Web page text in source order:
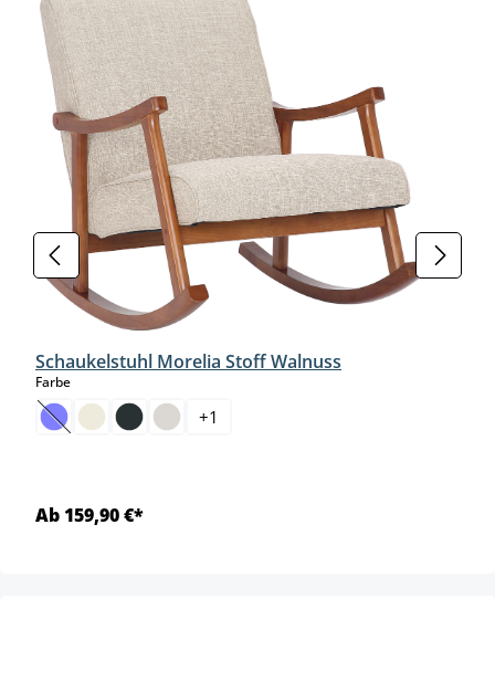
Schaukelstuhl Morelia Stoff Walnuss
Farbeauswählen
(Diese Option ist zurzeit nicht verfügbar.)
+1
Ab 159,90 €*